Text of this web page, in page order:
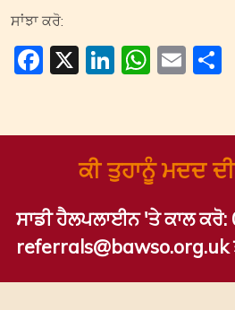
ਸਾਂਝਾ ਕਰੋ:
Facebook
X LinkedIn
ਕੀ ਤੁਹਾਨੂੰ ਮਦਦ
ਸਾਡੀ ਹੈਲਪਲਾਈਨ 'ਤੇ ਕਾਲ ਕਰੋ:
referrals@bawso.org.uk